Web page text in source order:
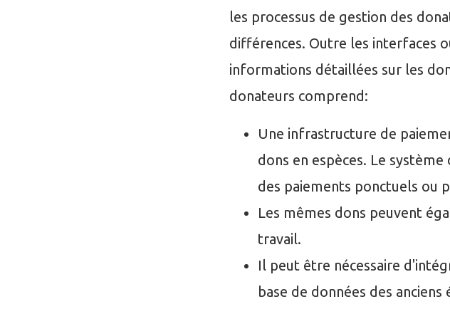
les processus de gestion des
différences. Outre les interfaces
informations détaillées sur les
donateurs comprend:
Une infrastructure de
dons en espèces. Le
des paiements ponctuels ou
Les mêmes dons peuvent
travail.
Il peut être nécessaire
base de données des